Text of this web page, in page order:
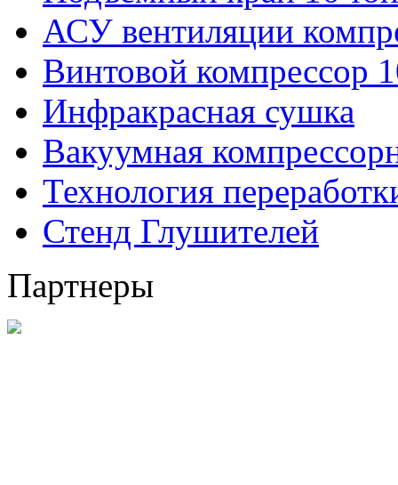
АСУ вентиляции
Винтовой компрессор
Инфракрасная сушка
Вакуумная
Технология
Стенд Глушителей
Партнеры